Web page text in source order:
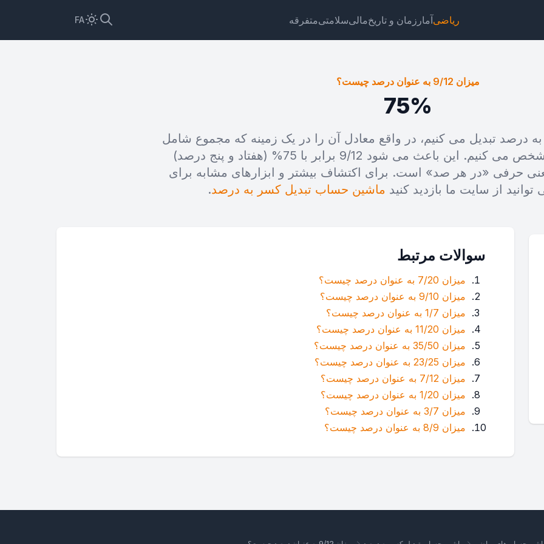
ریاضیآمار زمان و تاریخمالیسلامتیمتفرقه FA
9/12 به عنوان درصد چیست؟ ویجت
میزان 9/12 به عنوان درصد چیست؟
75%
ما کسر 9/12 را به درصد تبدیل می کنیم، در واقع معادل آن را در یک زمینه که مجموع شامل
صد قسمت است مشخص می کنیم. این باعث می شود 9/12 برابر با 75% (هفتاد و پنج درصد)
حرفی «در هر صد» است. برای اکتشاف بیشتر و ابزارهای مشابه برای
از سایت ما بازدید کنید ماشین حساب تبدیل کسر به درصد.
سوالات مرتبط
میزان 7/20 به عنوان درصد چیست؟
میزان 9/10 به عنوان درصد چیست؟
میزان 1/7 به عنوان درصد چیست؟
میزان 11/20 به عنوان درصد چیست؟
میزان 35/50 به عنوان درصد چیست؟
میزان 23/25 به عنوان درصد چیست؟
میزان 7/12 به عنوان درصد چیست؟
میزان 1/20 به عنوان درصد چیست؟
میزان 3/7 به عنوان درصد چیست؟
میزان 8/9 به عنوان درصد چیست؟